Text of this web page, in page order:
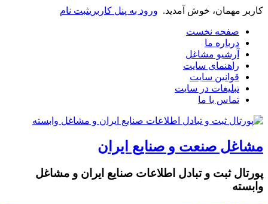
کاربر مهمان، خوش آمدید. ورود به پنل کاربریثبت نام
صفحه نخست
درباره ما
آرشیو مشاغل
راهنمای سایت
قوانین سایت
تبلیغات در سایت
تماس با ما
مشاغل صنعت و صنایع ایران
پورتال ثبت و تبادل اطلاعات صنایع ایران و مشاغل
وابسته